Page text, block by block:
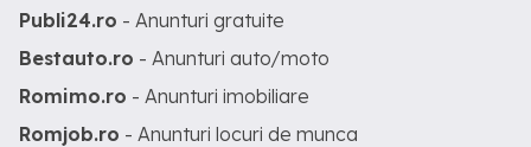
Publi24.ro - Anunturi gratuite
Bestauto.ro - Anunturi auto/moto
Romimo.ro - Anunturi imobiliare
Romjob.ro - Anunturi locuri de munca